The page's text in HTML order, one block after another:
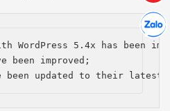
WordPress 5.4x has been
been improved;
been updated to their latest
Chát
Hợp tác